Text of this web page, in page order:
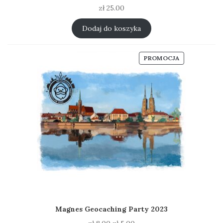
zł25.00
Dodaj do koszyka
PROMOCJAPRODUKT
W
PROMOCJI
Magnes Geocaching Party 2023